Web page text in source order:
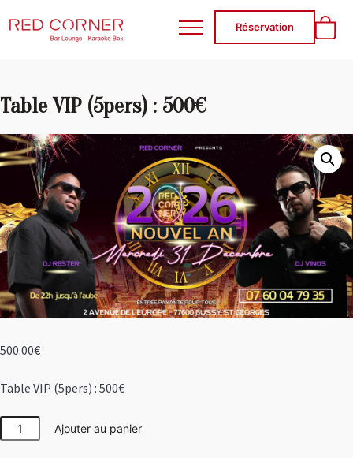
RED CORNER
Réservation
Table VIP (5pers) : 500€
500.00€
Table VIP (5pers) : 500€
quantité
de
Ajouter au panier